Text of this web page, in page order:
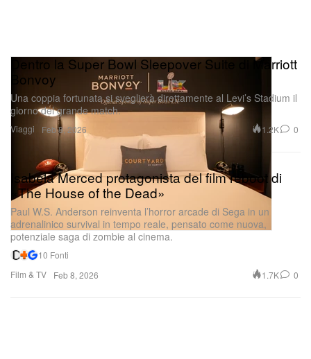
Viaggi
Dentro la Super Bowl Sleepover Suite di Marriott
Bonvoy
Una coppia fortunata si sveglierà direttamente al Levi’s Stadium il
giorno del grande match.
Feb 8, 2026 1.2K 0
Film & TV
Isabela Merced protagonista del film reboot di
«The House of the Dead»
Paul W.S. Anderson reinventa l’horror arcade di Sega in un
adrenalinico survival in tempo reale, pensato come nuova,
potenziale saga di zombie al cinema.
10 Fonti
Feb 8, 2026
1.7K 0